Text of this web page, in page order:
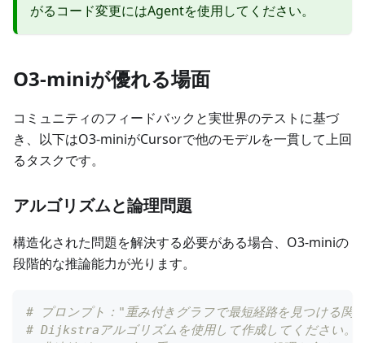
がるコード変更にはAgentを使用してください。
O3-miniが優れる場面
コミュニティのフィードバックと実世界のテストに基づ
き、以下はO3-miniがCursorで他のモデルを一貫して上回
るタスクです。
アルゴリズムと論理問題
構造化された問題を解決する必要がある場合、O3-miniの
段階的な推論能力が光ります。
# プロンプト："重み付きグラフで最短経路を見つける関
# Dijkstraアルゴリズムを使用して作成してください。